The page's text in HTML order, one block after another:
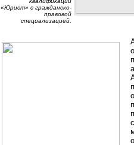
«Юрист» с гражданско-
правовой
специализацией.